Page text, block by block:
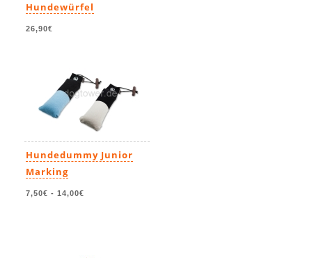
Hundewürfel
26,90€
Hundedummy Junior
Marking
7,50€ - 14,00€